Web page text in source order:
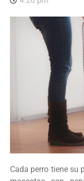
Cada perro tiene su